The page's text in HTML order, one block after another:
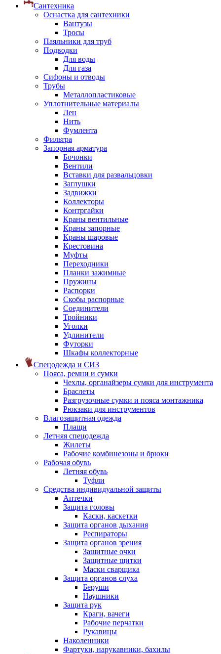
Сантехника
Оснастка для сантехники
Вантузы
Тросы
Паяльники для труб
Подводки
Для воды
Для газа
Сифоны и отводы
Трубы
Металлопластиковые
Уплотнительные материалы
Лен
Нить
Фумлента
Фильтра
Запорная арматура
Бочонки
Вентили
Вставки для развальцовки
Заглушки
Задвижки
Коллекторы
Контргайки
Краны вентильные
Краны запорные
Краны шаровые
Крестовина
Муфты
Переходники
Планки зажимные
Пружины
Распорки
Скобы распорные
Соединители
Тройники
Уголки
Удлинители
Футорки
Шкафы коллекторные
Спецодежда и СИЗ
Пояса, ремни и сумки
Чехлы, органайзеры сумки для инструмента
Браслеты
Разгрузочные сумки и пояса монтажника
Рюкзаки для инструментов
Влагозащитная одежда
Плащи
Летняя спецодежда
Жилеты
Рабочие комбинезоны и брюки
Рабочая обувь
Летняя обувь
Туфли
Средства индивидуальной защиты
Аптечки
Защита головы
Каски, каскетки
Защита органов дыхания
Респираторы
Защита органов зрения
Защитные очки
Защитные щитки
Маски сварщика
Защита органов слуха
Беруши
Наушники
Защита рук
Краги, вачеги
Рабочие перчатки
Рукавицы
Наколенники
Фартуки, нарукавники, бахилы